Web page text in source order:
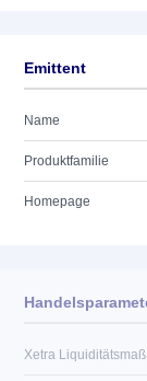
Emittent
Name
Produktfamilie
Homepage
Xetra